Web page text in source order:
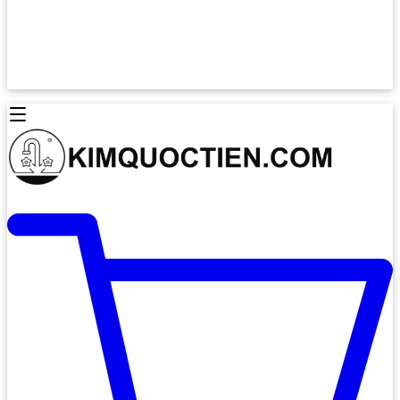
Lò Nướng Hafele
Máy Hút Khử Mùi Classic
Máy Rửa Chén Bát
Máy Rửa Chén Âm Toàn Phần
Máy Rửa Chén Bát 12 Bộ
Máy Rửa Chén Bát Bán Âm
Thiết Bị Vệ Sinh TOTO
Thiết Bị Vệ Sinh American Standard
Thiết Bị Vệ Sinh VIGLACERA
Thiết Bị Vệ Sinh THIÊN THANH
Thiết Bị Bếp